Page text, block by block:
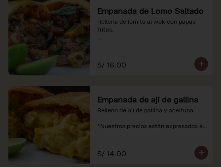
Empanada de Lomo Saltado
Rellena de lomito al wok con papas
fritas.
S/ 16.00
Empanada de ají de gallina
Relleno de ají de gallina y aceituna.
*Nuestros precios están expresados en
S/ 14.00